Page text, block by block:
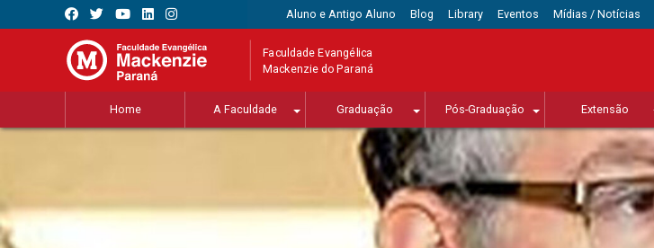
Aluno e Antigo Aluno Blog Library Eventos Mídias / Notícias
Faculdade Evangélica
Mackenzie do Paraná
Home A Faculdade Graduação Pós-Graduação Extensão